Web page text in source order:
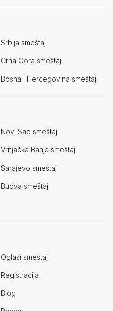
Srbija smeštaj
Crna Gora smeštaj
Bosna i Hercegovina smeštaj
Novi Sad smeštaj
Vrnjačka Banja smeštaj
Sarajevo smeštaj
Budva smeštaj
Oglasi smeštaj
Registracija
Blog